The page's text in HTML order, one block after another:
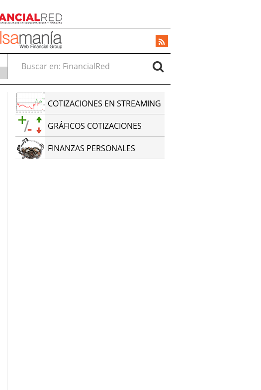
Buscar en:
COTIZACIONES EN STREAMING
GRÁFICOS COTIZACIONES
FINANZAS PERSONALES